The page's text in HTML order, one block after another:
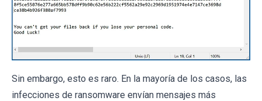
Sin embargo, esto es raro. En la mayoría de los casos, las
infecciones de ransomware envían mensajes más